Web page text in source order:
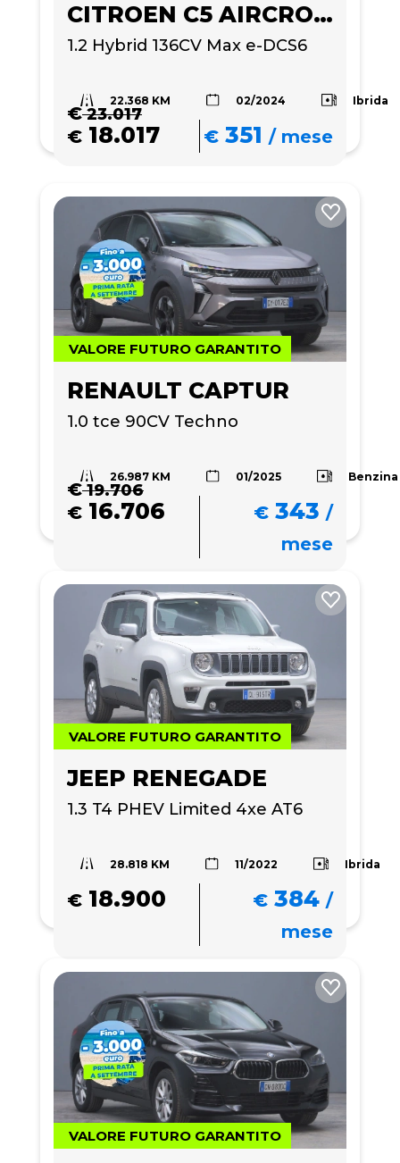
CITROEN C5 AIRCROSS
1.2 Hybrid 136CV Max e-DCS6
22.368 KM 02/2024 Ibrida
€23.017
€ 18.017 € 351 /mese
VALORE FUTURO GARANTITO
RENAULT CAPTUR
1.0 tce 90CV Techno
26.987 KM 01/2025 Benzina
€19.706
€ 16.706 € 343 /
mese
VALORE FUTURO GARANTITO
JEEP RENEGADE
1.3 T4 PHEV Limited 4xe AT6
28.818 KM 11/2022 Ibrida
€ 18.900 € 384 /
mese
VALORE FUTURO GARANTITO